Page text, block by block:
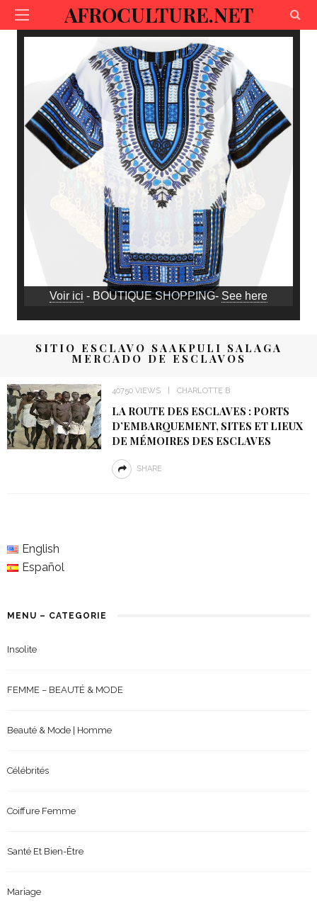
AFROCULTURE.NET
Voir ici - BOUTIQUE SHOPPING- See here
SITIO ESCLAVO SAAKPULI SALAGA
MERCADO DE ESCLAVOS
40750 VIEWS CHARLOTTE B
LA ROUTE DES ESCLAVES : PORTS
D’EMBARQUEMENT, SITES ET LIEUX
DE MÉMOIRES DES ESCLAVES
SHARE
English
Español
MENU – CATEGORIE
Insolite
FEMME – BEAUTÉ & MODE
Beauté & Mode | Homme
Célébrités
Coiffure Femme
Santé Et Bien-Être
Mariage